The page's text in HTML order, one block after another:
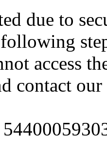
due to
access
contact